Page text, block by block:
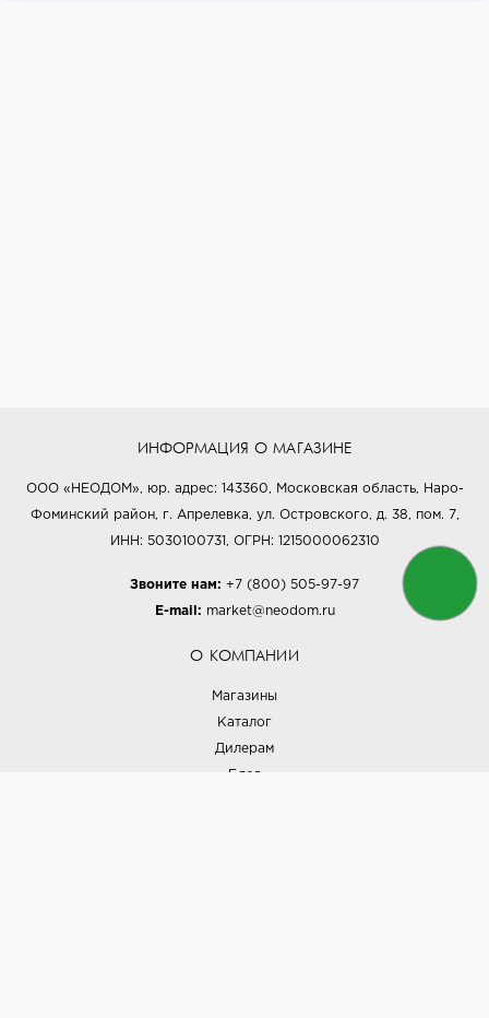
ИНФОРМАЦИЯ О МАГАЗИНЕ
ООО «НЕОДОМ», юр. адрес: 143360, Московская область, Наро-
Фоминский район, г. Апрелевка, ул. Островского, д. 38, пом. 7,
ИНН: 5030100731, ОГРН: 1215000062310
Звоните нам: +7 (800) 505-97-97
E-mail: market@neodom.ru
О КОМПАНИИ
Магазины
Каталог
Дилерам
Блог